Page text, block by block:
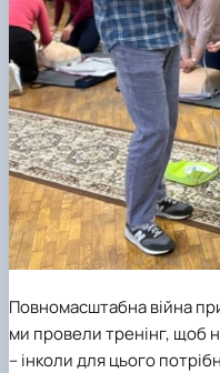
Повномасштабна війна
ми провели тренінг, щоб
– інколи для цього